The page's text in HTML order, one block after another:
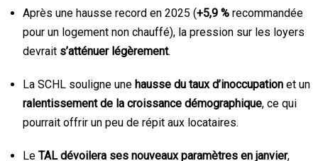
Après une hausse record en 2025 (+5,9 % recommandée
pour un logement non chauffé), la pression sur les loyers
devrait s’atténuer légèrement.
La SCHL souligne une hausse du taux d’inoccupation et un
ralentissement de la croissance démographique, ce qui
pourrait offrir un peu de répit aux locataires.
Le TAL dévoilera ses nouveaux paramètres en janvier,